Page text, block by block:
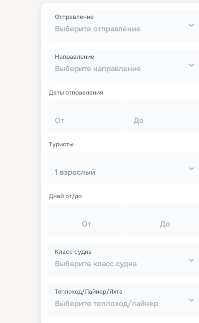
Выберите отправление
Отправление
Выберите направление
Направление
Даты отправления
От До
Туристы
1 взрослый
Дней от/до
От До
Выберите класс судна
Класс судна
Выберите теплоход/лайнер
Теплоход/Лайнер/Яхта